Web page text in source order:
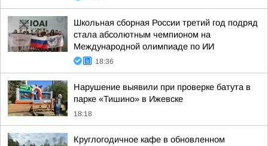
Школьная сборная России третий год подряд
стала абсолютным чемпионом на
Международной олимпиаде по ИИ
18:36
Нарушение выявили при проверке батута в
парке «Тишино» в Ижевске
18:18
Круглогодичное кафе в обновленном